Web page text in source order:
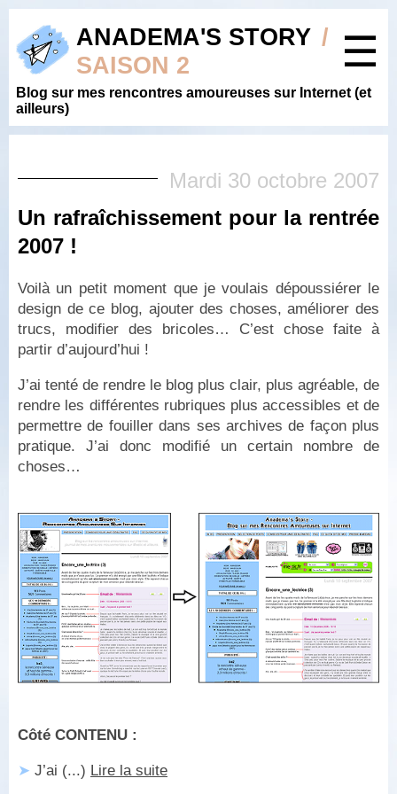
ANADEMA'S STORY /
SAISON 2
☰
Blog sur mes rencontres amoureuses sur Internet (et
ailleurs)
Mardi 30 octobre 2007
Un rafraîchissement pour la rentrée
2007 !
Voilà un petit moment que je voulais dépoussiérer le
design de ce blog, ajouter des choses, améliorer des
trucs, modifier des bricoles… C’est chose faite à
partir d’aujourd’hui !
J’ai tenté de rendre le blog plus clair, plus agréable, de
rendre les différentes rubriques plus accessibles et de
permettre de fouiller dans ses archives de façon plus
pratique. J’ai donc modifié un certain nombre de
choses…
Côté CONTENU :
➤ J’ai (...) Lire la suite